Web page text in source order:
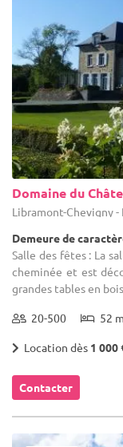
Domaine du
Libramont-Chevigny -
Demeure de
Salle des fêtes : La
cheminée et est
grandes tables en
20-500 52
Location dès 1 000
Contacter